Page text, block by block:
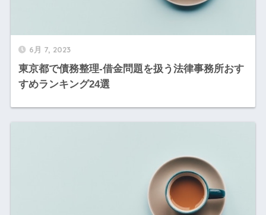
6月 7, 2023
東京都で債務整理-借金問題を扱う法律事務所おす
すめランキング24選